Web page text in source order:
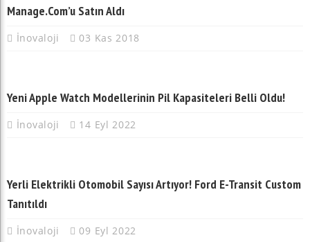
Manage.com’u Satın Aldı
İnovaloji 03 Kas 2018
Yeni Apple Watch Modellerinin Pil Kapasiteleri Belli Oldu!
İnovaloji 14 Eyl 2022
Yerli Elektrikli Otomobil Sayısı Artıyor! Ford E-Transit Custom
Tanıtıldı
İnovaloji 09 Eyl 2022